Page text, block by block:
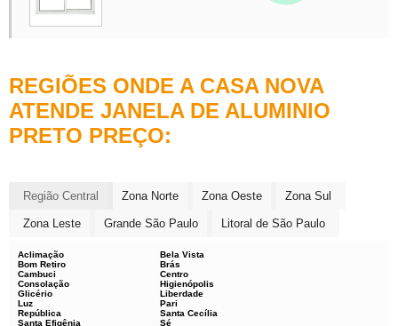
KIT PORTA PRONTA
DOBRADIÇA PARA PORTA CAMARÃO
ESQUADRIAS DE ALUMINIO PREÇO
FECHADURA TETRA PREÇO
FERRAGEM PARA PORTA CAMARÃO
JANELA 2 FOLHAS
JANELA 3 FOLHAS ALUMINIO
REGIÕES ONDE A CASA NOVA
ATENDE JANELA DE ALUMINIO
PRETO PREÇO:
Região Central Zona Norte Zona Oeste Zona Sul
Zona Leste Grande São Paulo Litoral de São Paulo
Aclimação
Bela Vista
Bom Retiro
Brás
Cambuci
Centro
Consolação
Higienópolis
Glicério
Liberdade
Luz
Pari
República
Santa Cecília
Santa Efigênia
Sé